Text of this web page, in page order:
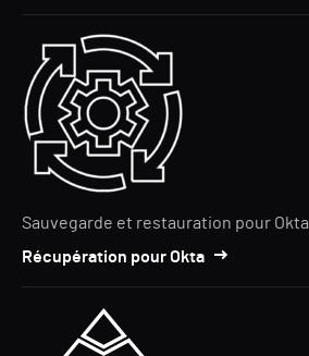
Sauvegarde et restauration pour Okta
Récupération pour Okta